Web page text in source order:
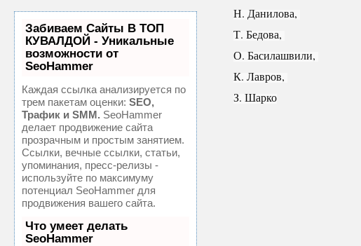
Н. Данилова,
Т. Бедова,
О. Басилашвили,
К. Лавров,
З. Шарко
Забиваем Сайты В ТОП
КУВАЛДОЙ - Уникальные
возможности от
SeoHammer
Каждая ссылка анализируется по
трем пакетам оценки:SEO,
Трафик и SMM. SeoHammer
делает продвижение сайта
прозрачным и простым занятием.
Ссылки, вечные ссылки, статьи,
упоминания, пресс-релизы -
используйте по максимуму
потенциал SeoHammer для
продвижения вашего сайта.
Что умеет делать
SeoHammer